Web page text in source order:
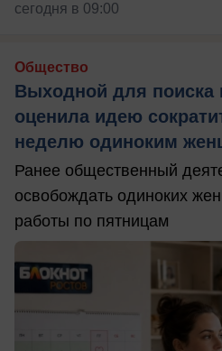
сегодня в 09:00
Общество
Выходной для поиска
оценила идею
неделю одиноким
Ранее общественный
освобождать одиноких
работы по пятницам